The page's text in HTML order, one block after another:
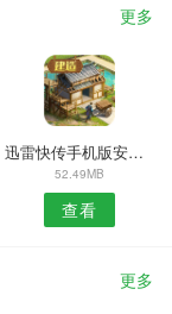
更多
迅雷快传手机版安卓版
52.49MB
查看
更多